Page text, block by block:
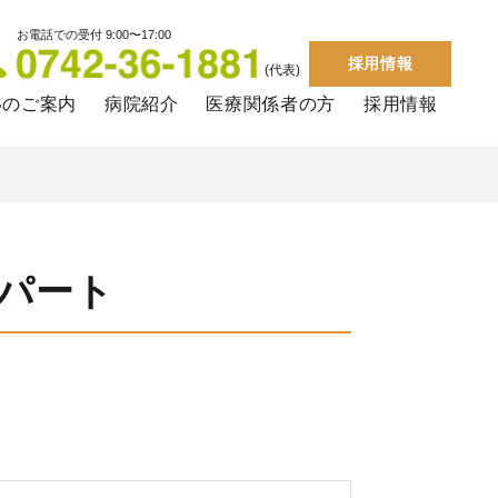
お電話での受付 9:00〜17:00
(代表) 採用情報
採用情報
医療関係者の方
病院紹介
ご案内
ート